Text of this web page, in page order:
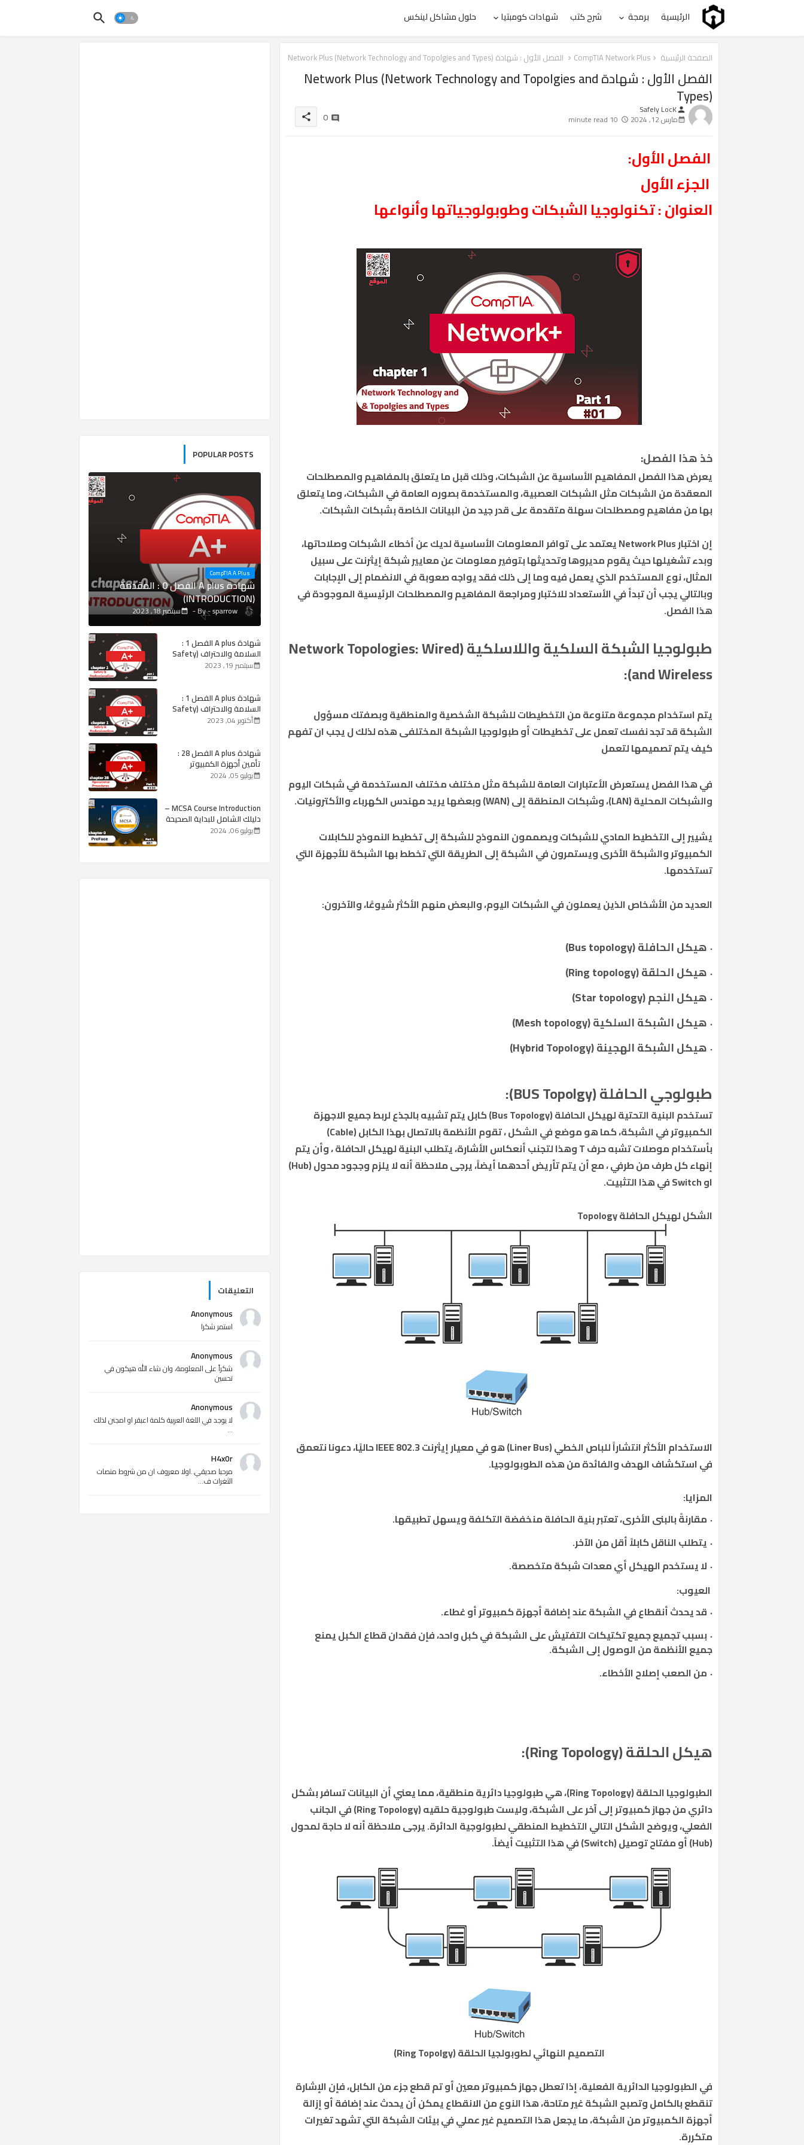
الرئيسية برمجة شرح كتب شهادات كومبتيا حلول مشاكل لينكس
الصفحة الرئيسية CompTIA Network Plus الفصل الأول : شهادة Network Plus (Network Technology and Topolgies and Types)
الفصل الأول : شهادة Network Plus (Network Technology and Topolgies and
Types)
person
Safely LocK
مارس 12, 2024 10 minute read
0
share
الفصل الأول:
الجزء الأول
العنوان : تكنولوجيا الشبكات وطوبولوجياتها وأنواعها
خذ هذا الفصل:
يعرض هذا الفصل المفاهيم الأساسية عن الشبكات، وذلك قبل ما يتعلق بالمفاهيم والمصطلحات
المعقدة من الشبكات مثل الشبكات العصبية، والمستخدمة بصوره العامة في الشبكات، وما يتعلق
بها من مفاهيم ومصطلحات سهلة متقدمة على قدر جيد من البيانات الخاصة بشبكات الشبكات.
إن اختبار Network Plus يعتمد على توافر المعلومات الأساسية لديك عن أخطاء الشبكات وصلاحاتها،
وبدء تشغيلها حيث يقوم مديروها وتحديثها بتوفير معلومات عن معايير شبكة إيثرنت على سبيل
المثال، نوع المستخدم الذي يعمل فيه وما إلى ذلك فقد يواجه صعوبة في الانضمام إلى الإجابات
وبالتالي يجب أن تبدأ في الأستعداد للاختبار ومراجعة المفاهيم والمصطلحات الرئيسية الموجودة في
هذا الفصل.
طبولوجيا الشبكة السلكية واللاسلكية (Network Topologies: Wired
and Wireless
):
يتم استخدام مجموعة متنوعة من التخطيطات للشبكة الشخصية والمنطقية وبصفتك مسؤول
الشبكة قد تجد نفسك تعمل على تخطيطات أو طبولوجيا الشبكة المختلفى هذه لذلك ل يجب ان تفهم
كيف يتم تصميمها لتعمل
في هذا الفصل يستعرض الأعتبارات العامة للشبكة مثل مختلف مختلف المستخدمة في شبكات اليوم
والشبكات المحلية (LAN)، وشبكات المنطقة إلى (WAN) وبعضها يريد مهندس الكهرباء والأكترونيات.
يشيير إلى التخطيط المادي للشبكات ويصممون النموذج للشبكة إلى تخطيط النموذج للكابلات
الكمبيوتر والشبكة الأخرى ويستمرون في الشبكة إلى الطريقة التي تخطط بها الشبكة للأجهزة التي
تستخدمها.
العديد من الأشخاص الذين يعملون في الشبكات اليوم، والبعض منهم الأكثر شيوعًا، والآخرون:
هيكل الحافلة (Bus topology)
هيكل الحلقة (Ring topology)
هيكل النجم (Star topology)
هيكل الشبكة السلكية (Mesh topology)
هيكل الشبكة الهجينة (Hybrid Topology)
طبولوجي الحافلة (BUS Topolgy):
تستخدم البنية التحتية لهيكل الحافلة (Bus Topology) كابل يتم تشبيه بالجذع لربط جميع الاجهزة
الكمبيوتر في الشبكة، كما هو موضع في الشكل ، تقوم الأنظمة بالاتصال بهذا الكابل (Cable)
بأستخدام موصلات تشبه حرف T وهذا لتجنب أنعكاس الأشارة، يتطلب البنية لهيكل الحافلة ، وأن يتم
إنهاء كل طرف من طرفي ، مع أن يتم تأريض أحدهما أيضاً، يرجى ملاحظة أنه لا يلزم وججود محول (Hub)
او Switch في هذا التثبيت.
الشكل لهيكل الحافلة Topology
الاستخدام الأكثر انتشاراً للباص الخطي (Liner Bus) هو في معيار إيثرنت IEEE 802.3 حاليًا، دعونا نتعمق
في استكشاف الهدف والفائدة من هذه الطوبولوجيا.
المزايا:
مقارنةً بالبنى الأخرى، تعتبر بنية الحافلة منخفضة التكلفة ويسهل تطبيقها.
يتطلب الناقل كابلاً أقل من الآخر.
لا يستخدم الهيكل أي معدات شبكة متخصصة.
العيوب:
قد يحدث أنقطاع في الشبكة عند إضافة أجهزة كمبيوتر أو غطاء.
بسبب تجميع جميع تكتيكات التفتيش على الشبكة في كبل واحد، فإن فقدان قطاع الكبل يمنع
جميع الأنظمة من الوصول إلى الشبكة.
من الصعب إصلاح الأخطاء.
هيكل الحلقة (Ring Topology):
الطبولوجيا الحلقة (Ring Topology)، هي طبولوجيا دائرية منطقية، مما يعني أن البيانات تسافر بشكل
دائري من جهاز كمبيوتر إلى آخر على الشبكة، وليست طبولوجية حلقيه (Ring Topology) في الجانب
الفعلي، ويوضح الشكل التالي التخطيط المنطقي لطبولوجية الدائرة. يرجى ملاحظة أنه لا حاجة لمحول
(Hub) أو مفتاح توصيل (Switch) في هذا التثبيت أيضاً.
التصميم النهائي لطوبولجيا الحلقة (Ring Topolgy)
في الطبولوجيا الدائرية الفعلية، إذا تعطل جهاز كمبيوتر معين أو تم قطع جزء من الكابل، فإن الإشارة
تنقطع بالكامل وتصبح الشبكة غير متاحة، هذا النوع من الانقطاع يمكن أن يحدث عند إضافة أو إزالة
أجهزة الكمبيوتر من الشبكة، ما يجعل هذا التصميم غير عملي في بيئات الشبكة التي تشهد تغيرات
متكررة.
POPULAR POSTS
CompTIA A Plus
شهادة A plus الفصل 0 : المقدمة
(INTRODUCTION)
sparrow سبتمبر 18, 2023
شهادة A plus الفصل 1 :
السلامة والاحتراف (Safety
and Professionalism) #1
سبتمبر 19, 2023
شهادة A plus الفصل 1 :
السلامة والاحتراف (Safety
and Professionalism) #2
أكتوبر 04, 2023
شهادة A plus الفصل 28 :
تأمين أجهزة الكمبيوتر
(Securing Computers) يوليو 05, 2024
MCSA Course Introduction –
دليلك الشامل للبداية الصحيحة
يوليو 06, 2024
التعليقات
Anonymous
استمر شكرا
Anonymous
شكراً على المعلومة، وان شاء الله هيكون في
تحسين
Anonymous
لا يوجد في اللغة العربية كلمة اعبقر او امجنن لذلك
...
H4x0r
مرحبا صديقي..اولا معروف ان من شروط منصات
الثغرات ف...